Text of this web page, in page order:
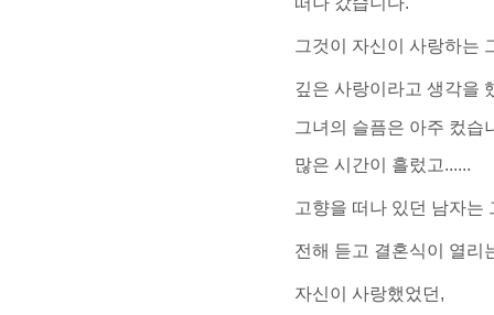
그것이 자신이 사랑하는
깊은 사랑이라고 생각을
그녀의 슬픔은 아주 컸습
많은 시간이 흘렀고......
고향을 떠나 있던 남자는
전해 듣고 결혼식이 열리
자신이 사랑했었던,